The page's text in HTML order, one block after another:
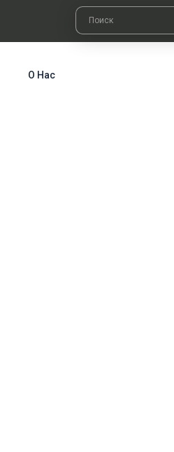
О Нас